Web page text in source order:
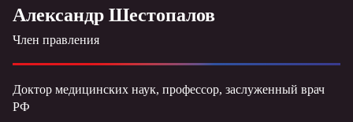
Александр Шестопалов
Член правления
Доктор медицинских наук, профессор, заслуженный врач
РФ